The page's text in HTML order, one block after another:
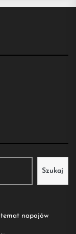
Szukaj
temat napojów